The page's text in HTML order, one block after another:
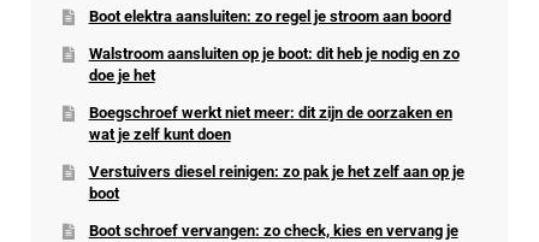
Boot elektra aansluiten: zo regel je stroom aan boord
Walstroom aansluiten op je boot: dit heb je nodig en zo
doe je het
Boegschroef werkt niet meer: dit zijn de oorzaken en
wat je zelf kunt doen
Verstuivers diesel reinigen: zo pak je het zelf aan op je
boot
Boot schroef vervangen: zo check, kies en vervang je